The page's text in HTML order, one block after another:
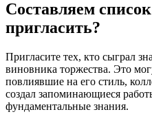
Составляем
пригласить?
Пригласите тех, кто сыграл
виновника торжества. Это
повлиявшие на его стиль,
создал запоминающиеся
фундаментальные знания.